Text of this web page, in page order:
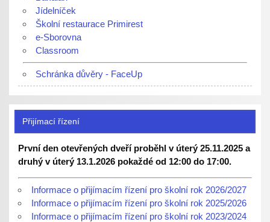
Jídelníček
Školní restaurace Primirest
e-Sborovna
Classroom
Schránka důvěry - FaceUp
Přijímací řízení
První den otevřených dveří proběhl v úterý 25.11.2025 a
druhý v úterý 13.1.2026 pokaždé od 12:00 do 17:00.
Informace o přijímacím řízení pro školní rok 2026/2027
Informace o přijímacím řízení pro školní rok 2025/2026
Informace o přijímacím řízení pro školní rok 2023/2024